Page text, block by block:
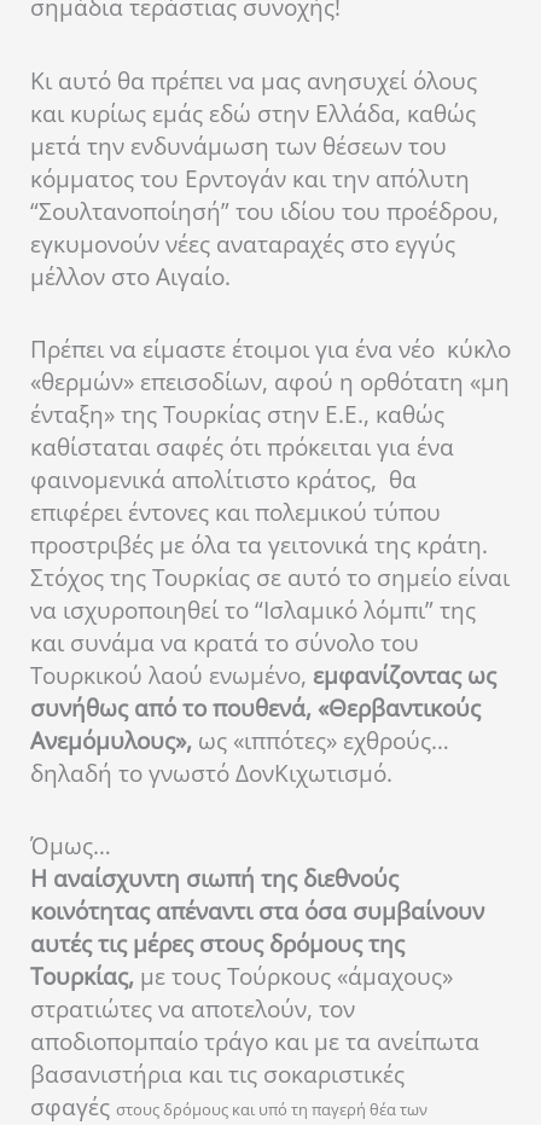
σημάδια τεράστιας συνοχής!
Κι αυτό θα πρέπει να μας ανησυχεί όλους
και κυρίως εμάς εδώ στην Ελλάδα, καθώς
μετά την ενδυνάμωση των θέσεων του
κόμματος του Ερντογάν και την απόλυτη
“Σουλτανοποίησή” του ιδίου του προέδρου,
εγκυμονούν νέες αναταραχές στο εγγύς
μέλλον στο Αιγαίο.
Πρέπει να είμαστε έτοιμοι για ένα νέο κύκλο
«θερμών» επεισοδίων, αφού η ορθότατη «μη
ένταξη» της Τουρκίας στην Ε.Ε., καθώς
καθίσταται σαφές ότι πρόκειται για ένα
φαινομενικά απολίτιστο κράτος, θα
επιφέρει έντονες και πολεμικού τύπου
προστριβές με όλα τα γειτονικά της κράτη.
Στόχος της Τουρκίας σε αυτό το σημείο είναι
να ισχυροποιηθεί το “Ισλαμικό λόμπι” της
και συνάμα να κρατά το σύνολο του
Τουρκικού λαού ενωμένο, εμφανίζοντας ως
συνήθως από το πουθενά, «Θερβαντικούς
Ανεμόμυλους», ως «ιππότες» εχθρούς…
δηλαδή το γνωστό ΔονΚιχωτισμό.
Όμως…
Η αναίσχυντη σιωπή της διεθνούς
κοινότητας απέναντι στα όσα συμβαίνουν
αυτές τις μέρες στους δρόμους της
Τουρκίας, με τους Τούρκους «άμαχους»
στρατιώτες να αποτελούν, τον
αποδιοπομπαίο τράγο και με τα ανείπωτα
βασανιστήρια και τις σοκαριστικές
σφαγές στους δρόμους και υπό τη παγερή θέα των